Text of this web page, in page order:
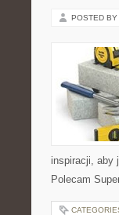
POSTED BY
inspiracji, aby
Polecam